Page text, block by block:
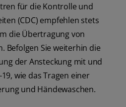
für die Kontrolle und
(CDC) empfehlen stets
die Übertragung von
Befolgen Sie weiterhin die
der Ansteckung mit und
wie das Tragen einer
und Händewaschen.